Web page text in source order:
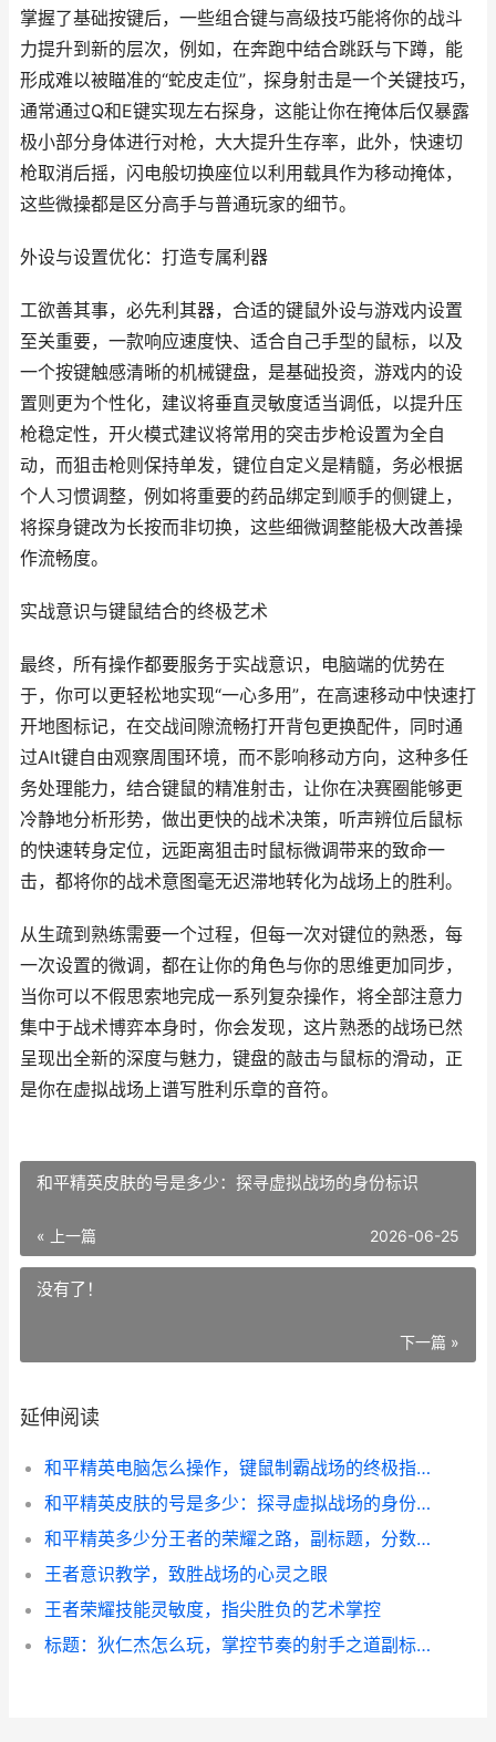
掌握了基础按键后，一些组合键与高级技巧能将你的战斗
力提升到新的层次，例如，在奔跑中结合跳跃与下蹲，能
形成难以被瞄准的“蛇皮走位”，探身射击是一个关键技巧，
通常通过Q和E键实现左右探身，这能让你在掩体后仅暴露
极小部分身体进行对枪，大大提升生存率，此外，快速切
枪取消后摇，闪电般切换座位以利用载具作为移动掩体，
这些微操都是区分高手与普通玩家的细节。
外设与设置优化：打造专属利器
工欲善其事，必先利其器，合适的键鼠外设与游戏内设置
至关重要，一款响应速度快、适合自己手型的鼠标，以及
一个按键触感清晰的机械键盘，是基础投资，游戏内的设
置则更为个性化，建议将垂直灵敏度适当调低，以提升压
枪稳定性，开火模式建议将常用的突击步枪设置为全自
动，而狙击枪则保持单发，键位自定义是精髓，务必根据
个人习惯调整，例如将重要的药品绑定到顺手的侧键上，
将探身键改为长按而非切换，这些细微调整能极大改善操
作流畅度。
实战意识与键鼠结合的终极艺术
最终，所有操作都要服务于实战意识，电脑端的优势在
于，你可以更轻松地实现“一心多用”，在高速移动中快速打
开地图标记，在交战间隙流畅打开背包更换配件，同时通
过Alt键自由观察周围环境，而不影响移动方向，这种多任
务处理能力，结合键鼠的精准射击，让你在决赛圈能够更
冷静地分析形势，做出更快的战术决策，听声辨位后鼠标
的快速转身定位，远距离狙击时鼠标微调带来的致命一
击，都将你的战术意图毫无迟滞地转化为战场上的胜利。
从生疏到熟练需要一个过程，但每一次对键位的熟悉，每
一次设置的微调，都在让你的角色与你的思维更加同步，
当你可以不假思索地完成一系列复杂操作，将全部注意力
集中于战术博弈本身时，你会发现，这片熟悉的战场已然
呈现出全新的深度与魅力，键盘的敲击与鼠标的滑动，正
是你在虚拟战场上谱写胜利乐章的音符。
和平精英皮肤的号是多少：探寻虚拟战场的身份标识
« 上一篇 2026-06-25
没有了！
下一篇 »
延伸阅读
和平精英电脑怎么操作，键鼠制霸战场的终极指南
和平精英皮肤的号是多少：探寻虚拟战场的身份标识
和平精英多少分王者的荣耀之路，副标题，分数背后是技术与意志的熔炉
王者意识教学，致胜战场的心灵之眼
王者荣耀技能灵敏度，指尖胜负的艺术掌控
标题：狄仁杰怎么玩，掌控节奏的射手之道副标题：从对线到团战的全面解析